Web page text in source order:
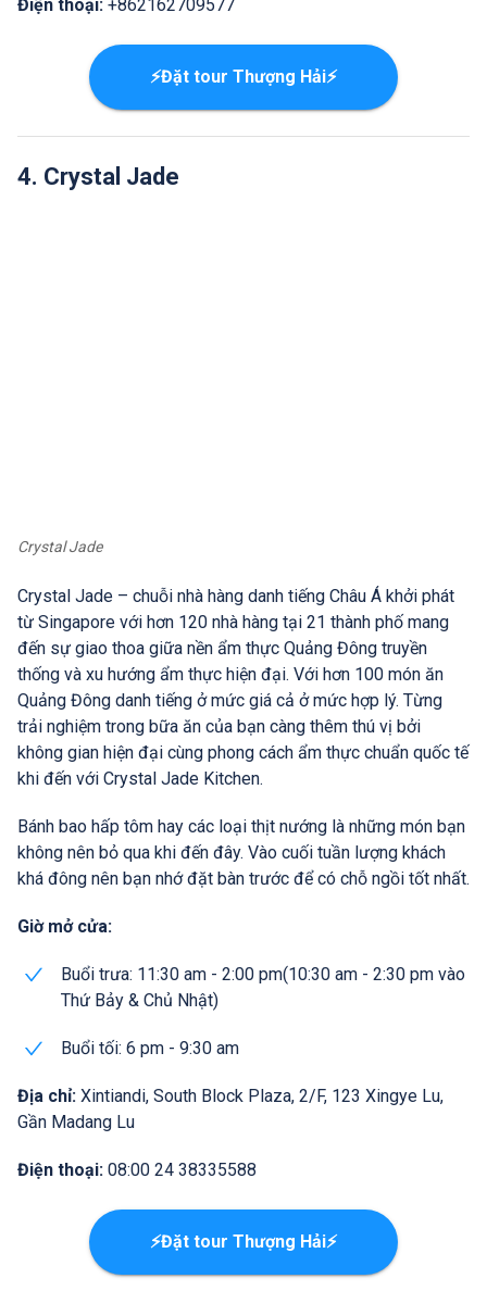
Điện thoại: +862162709577
⚡Đặt tour Thượng Hải⚡
4. Crystal Jade
Crystal Jade
Crystal Jade – chuỗi nhà hàng danh tiếng Châu Á khởi phát
từ Singapore với hơn 120 nhà hàng tại 21 thành phố mang
đến sự giao thoa giữa nền ẩm thực Quảng Đông truyền
thống và xu hướng ẩm thực hiện đại. Với hơn 100 món ăn
Quảng Đông danh tiếng ở mức giá cả ở mức hợp lý. Từng
trải nghiệm trong bữa ăn của bạn càng thêm thú vị bởi
không gian hiện đại cùng phong cách ẩm thực chuẩn quốc tế
khi đến với Crystal Jade Kitchen.
Bánh bao hấp tôm hay các loại thịt nướng là những món bạn
không nên bỏ qua khi đến đây. Vào cuối tuần lượng khách
khá đông nên bạn nhớ đặt bàn trước để có chỗ ngồi tốt nhất.
Giờ mở cửa:
Buổi trưa: 11:30 am - 2:00 pm(10:30 am - 2:30 pm vào
Thứ Bảy & Chủ Nhật)
Buổi tối: 6 pm - 9:30 am
Địa chỉ: Xintiandi, South Block Plaza, 2/F, 123 Xingye Lu,
Gần Madang Lu
Điện thoại: 08:00 24 38335588
⚡Đặt tour Thượng Hải⚡